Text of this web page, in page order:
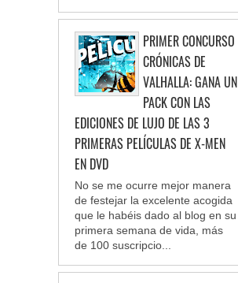
PRIMER CONCURSO
CRÓNICAS DE
VALHALLA: GANA UN
PACK CON LAS
EDICIONES DE LUJO DE LAS 3
PRIMERAS PELÍCULAS DE X-MEN
EN DVD
No se me ocurre mejor manera
de festejar la excelente acogida
que le habéis dado al blog en su
primera semana de vida, más
de 100 suscripcio...